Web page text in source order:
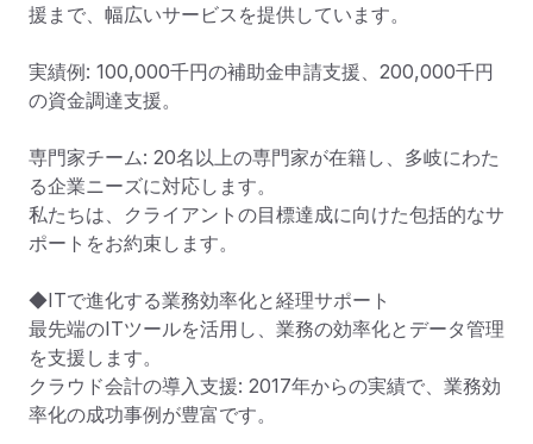
援まで、幅広いサービスを提供しています。
実績例: 100,000千円の補助金申請支援、200,000千円
の資金調達支援。
専門家チーム: 20名以上の専門家が在籍し、多岐にわた
る企業ニーズに対応します。
私たちは、クライアントの目標達成に向けた包括的なサ
ポートをお約束します。
◆ITで進化する業務効率化と経理サポート
最先端のITツールを活用し、業務の効率化とデータ管理
を支援します。
クラウド会計の導入支援: 2017年からの実績で、業務効
率化の成功事例が豊富です。